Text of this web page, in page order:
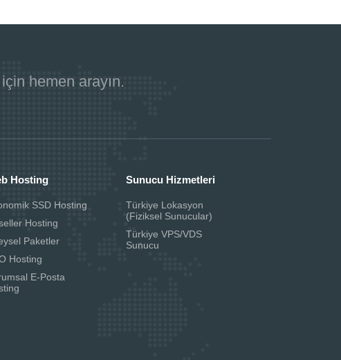
hemen arayın.
Hosting
SSD Hosting
Hosting
Paketler
Hosting
E-Posta
Sunucu Hizmetleri
Türkiye Lokasyon
(Fiziksel Sunucular)
Türkiye VPS/VDS
Sunucu